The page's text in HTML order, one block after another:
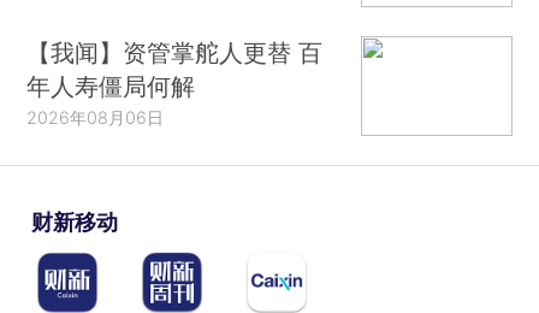
【我闻】资管掌舵人更替 百
年人寿僵局何解
2026年08月06日
财新移动